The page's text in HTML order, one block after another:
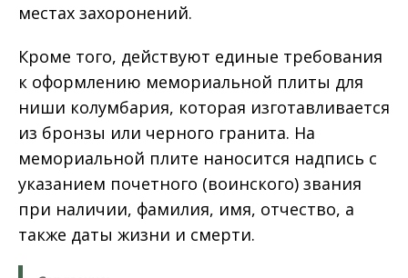
местах захоронений.
Кроме того, действуют единые требования
к оформлению мемориальной плиты для
ниши колумбария, которая изготавливается
из бронзы или черного гранита. На
мемориальной плите наносится надпись с
указанием почетного (воинского) звания
при наличии, фамилия, имя, отчество, а
также даты жизни и смерти.